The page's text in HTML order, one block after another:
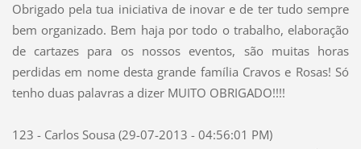
Obrigado pela tua iniciativa de inovar e de ter tudo sempre
bem organizado. Bem haja por todo o trabalho, elaboração
de cartazes para os nossos eventos, são muitas horas
perdidas em nome desta grande família Cravos e Rosas! Só
tenho duas palavras a dizer MUITO OBRIGADO!!!!
123 - Carlos Sousa (29-07-2013 - 04:56:01 PM)